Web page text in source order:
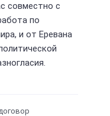
совместно с
по
и от Еревана